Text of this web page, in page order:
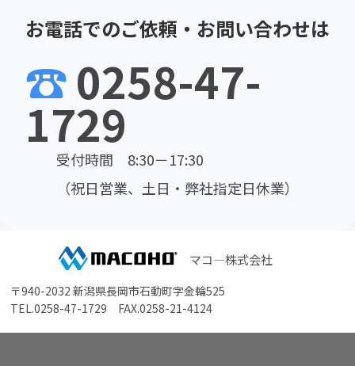
お電話でのご依頼・お問い合わせは
☎0258-47-
1729
受付時間 8:30－17:30
（祝日営業、土日・弊社指定日休業）
マコ―株式会社
〒940-2032 新潟県長岡市石動町字金輪525
TEL.0258-47-1729 FAX.0258-21-4124